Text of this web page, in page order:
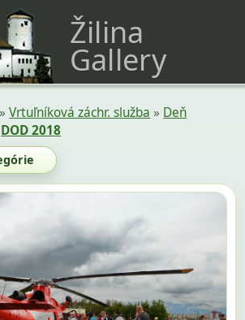
Žilina
Gallery
»Vrtuľníková záchr. služba » Deň
DOD 2018